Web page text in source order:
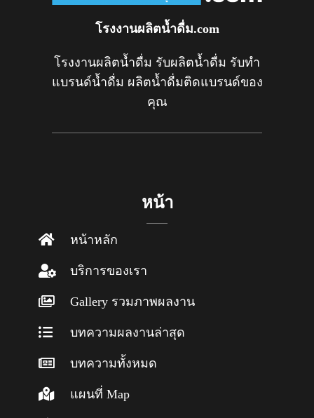
โรงงานผลิตน้ำดื่ม.com
โรงงานผลิตน้ำดื่ม รับผลิตน้ำดื่ม รับทำ
แบรนด์น้ำดื่ม ผลิตน้ำดื่มติดแบรนด์ของ
คุณ
หน้า
หน้าหลัก
บริการของเรา
Gallery รวมภาพผลงาน
บทความผลงานล่าสุด
บทความทั้งหมด
แผนที่ Map